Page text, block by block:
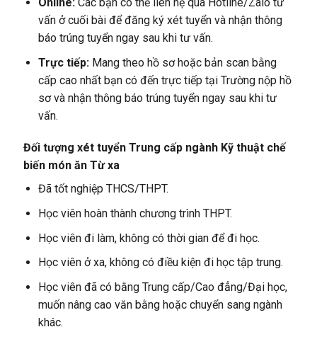
vấn ở cuối bài để đăng ký xét tuyển và nhận thông
báo trúng tuyển ngay sau khi tư vấn.
Trực tiếp: Mang theo hồ sơ hoặc bản scan bằng
cấp cao nhất bạn có đến trực tiếp tại Trường nộp hồ
sơ và nhận thông báo trúng tuyển ngay sau khi tư
vấn.
Đối tượng xét tuyển Trung cấp ngành Kỹ thuật chế
biến món ăn Từ xa
Đã tốt nghiệp THCS/THPT.
Học viên hoàn thành chương trình THPT.
Học viên đi làm, không có thời gian để đi học.
Học viên ở xa, không có điều kiện đi học tập trung.
Học viên đã có bằng Trung cấp/Cao đẳng/Đại học,
muốn nâng cao văn bằng hoặc chuyển sang ngành
khác.